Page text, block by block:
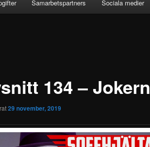
Samarbetspartners Sociala medier
134 – Jokern
29 november, 2019